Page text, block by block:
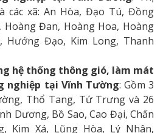
các xã: An Hòa, Đạo Tú, Đồng
Hoàng Đan, Hoàng Hoa, Hoàng
Hướng Đạo, Kim Long, Thanh
hệ thống thông gió, làm mát
nghiệp tại Vĩnh Tường: Gồm 3
Thổ Tang, Tứ Trưng và 26
Dương, Bồ Sao, Cao Đại, Chấn
Kim Xá, Lũng Hòa, Lý Nhân,